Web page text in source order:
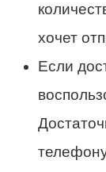
хочет
Если